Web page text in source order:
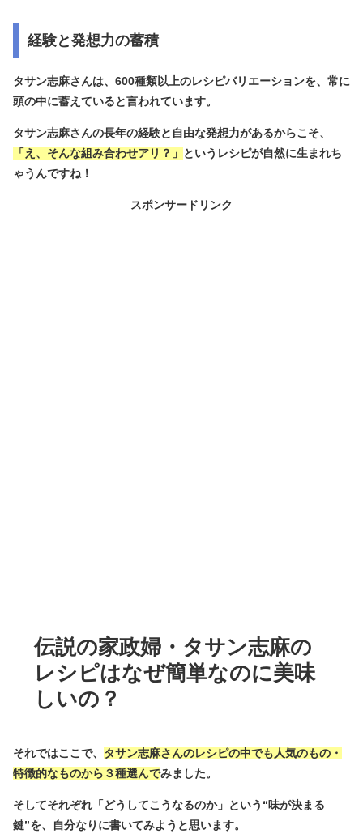
経験と発想力の蓄積
タサン志麻さんは、600種類以上のレシピバリエーションを、常に
頭の中に蓄えていると言われています。
タサン志麻さんの長年の経験と自由な発想力があるからこそ、
「え、そんな組み合わせアリ？」 というレシピが自然に生まれち
ゃうんですね！
スポンサードリンク
伝説の家政婦・タサン志麻の
レシピはなぜ簡単なのに美味
しいの？
それではここで、 タサン志麻さんのレシピの中でも人気のもの・
特徴的なものから３種選んでみました。
そしてそれぞれ「どうしてこうなるのか」という “味が決まる
鍵”を、自分なりに書いてみようと思います。